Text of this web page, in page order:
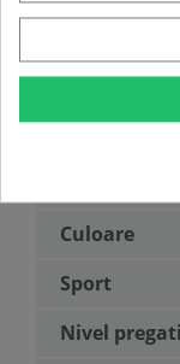
Greutate
Material
Culoare
Sport
Nivel